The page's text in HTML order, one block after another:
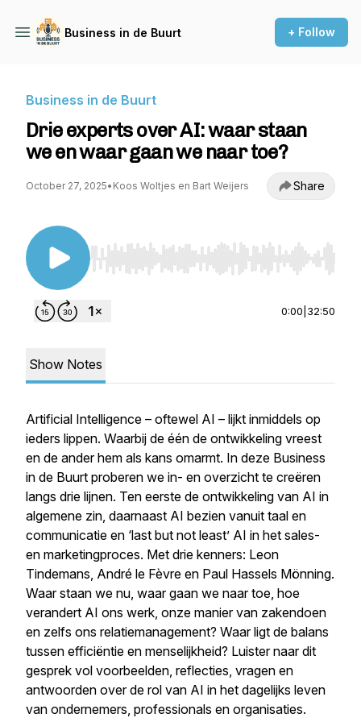
Business in de Buurt + Follow
Business in de Buurt
Drie experts over AI: waar staan
we en waar gaan we naar toe?
October 27, 2025• Koos Woltjes en Bart Weijers Share
Use Left/Right to seek, Home/End to jump to
0:00 32:50
Show Notes
Artificial Intelligence – oftewel AI – lijkt inmiddels op
ieders lippen. Waarbij de één de ontwikkeling vreest
en de ander hem als kans omarmt. In deze Business
in de Buurt proberen we in- en overzicht te creëren
langs drie lijnen. Ten eerste de ontwikkeling van AI in
algemene zin, daarnaast AI bezien vanuit taal en
communicatie en ‘last but not least’ AI in het sales-
en marketingproces. Met drie kenners: Leon
Tindemans, André le Fèvre en Paul Hassels Mönning.
Waar staan we nu, waar gaan we naar toe, hoe
verandert AI ons werk, onze manier van zakendoen
en zelfs ons relatiemanagement? Waar ligt de balans
tussen efficiëntie en menselijkheid? Luister naar dit
gesprek vol voorbeelden, reflecties, vragen en
antwoorden over de rol van AI in het dagelijks leven
van ondernemers, professionals en organisaties.